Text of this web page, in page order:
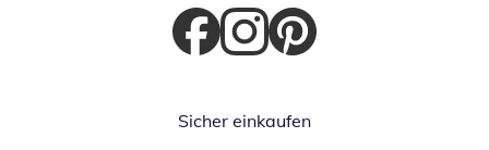
Öffnet in neuem Fenster
Öffnet in neuem Fenster
Öffnet in neuem Fenster
Sicher einkaufen